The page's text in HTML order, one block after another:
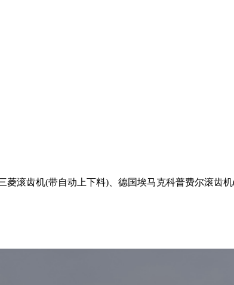
滚齿机(带自动上下料)、德国埃马克科普费尔滚齿